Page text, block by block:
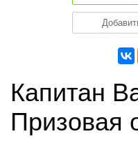
Капитан
Призовая